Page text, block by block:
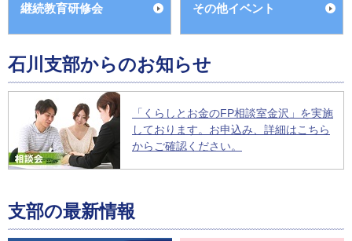
継続教育研修会 その他イベント
石川支部からのお知らせ
「くらしとお金のFP相談室金沢」を実施
しております。お申込み、詳細はこちら
からご確認ください。
支部の最新情報